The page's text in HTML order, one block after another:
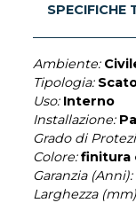
SPECIFICHE
Ambiente:
Tipologia:
Uso: Interno
Installazione:
Grado di
Colore: finitura
Garanzia (Anni):
Larghezza